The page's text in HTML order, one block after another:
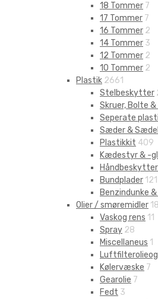
18 Tommer 7
17 Tommer 7
16 Tommer 2
14 Tommer 3
12 Tommer 2
10 Tommer 2
Plastik 2661
Stelbeskytter
Skruer, Bolte
Seperate
Sæder &
Plastikkit 409
Kædestyr & -
Bundplader 121
Benzindunke
Olier / smøremidler
Vaskog rens 11
Spray 28
Miscellaneus 1
Kølervæske 7
Gearolie 7
Fedt 3